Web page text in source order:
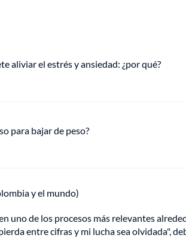
aliviar el estrés y ansiedad: ¿por qué?
para bajar de peso?
y el mundo)
uno de los procesos más relevantes
entre cifras y mi lucha sea olvidada",